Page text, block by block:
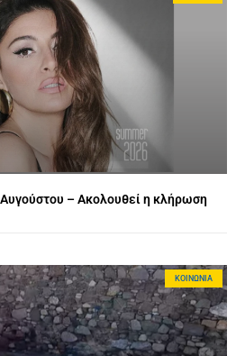
Αυγούστου – Ακολουθεί η κλήρωση
ΚΟΙΝΩΝΊΑ